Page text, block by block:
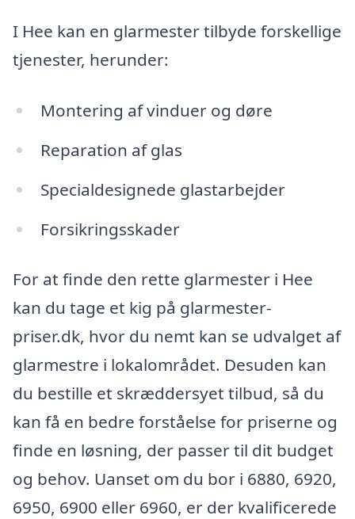
I Hee kan en glarmester tilbyde forskellige
tjenester, herunder:
Montering af vinduer og døre
Reparation af glas
Specialdesignede glastarbejder
Forsikringsskader
For at finde den rette glarmester i Hee
kan du tage et kig på glarmester-
priser.dk, hvor du nemt kan se udvalget af
glarmestre i lokalområdet. Desuden kan
du bestille et skræddersyet tilbud, så du
kan få en bedre forståelse for priserne og
finde en løsning, der passer til dit budget
og behov. Uanset om du bor i 6880, 6920,
6950, 6900 eller 6960, er der kvalificerede